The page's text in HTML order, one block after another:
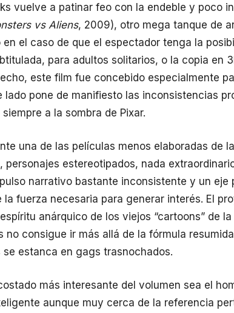
vuelve a patinar feo con la endeble y poco
vs Aliens, 2009), otro mega tanque de
en el caso de que el espectador tenga la
para adultos solitarios, o la copia en
este film fue concebido especialmente
lado pone de manifiesto las inconsistencias
a la sombra de Pixar.
una de las películas menos elaboradas de
personajes estereotipados, nada
narrativo bastante inconsistente y un eje
la fuerza necesaria para generar interés. El
anárquico de los viejos “cartoons” de
no consigue ir más allá de la fórmula
se estanca en gags trasnochados.
más interesante del volumen sea el
aunque muy cerca de la referencia